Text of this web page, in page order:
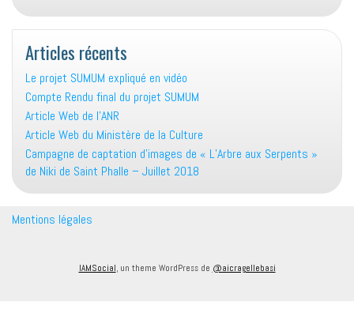
Articles récents
Le projet SUMUM expliqué en vidéo
Compte Rendu final du projet SUMUM
Article Web de l’ANR
Article Web du Ministère de la Culture
Campagne de captation d’images de « L’Arbre aux Serpents »
de Niki de Saint Phalle – Juillet 2018
Mentions légales
IAMSocial, un theme WordPress de @aicragellebasi